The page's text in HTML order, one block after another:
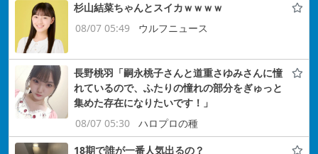
杉山結菜ちゃんとスイカｗｗｗｗ
08/07 05:49
ウルフニュース
長野桃羽「嗣永桃子さんと道重さゆみさんに憧
れているので、ふたりの憧れの部分をぎゅっと
集めた存在になりたいです！」
08/07 05:30
ハロプロの種
18期で誰が一番人気出るの？